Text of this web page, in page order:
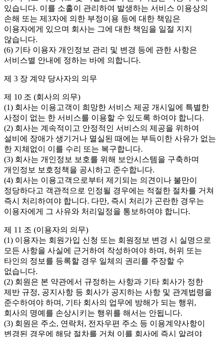
있습니다. 이를 소홀이 관리하여 발생하는 서비스 이용상의
손해 또는 제3자에 의한 부정이용 등에 대한 책임은
이용자에게 있으며 회사는 그에 대한 책임을 일절 지지
않습니다.
(6) 기타 이용자 개인정보 관리 및 변경 등에 관한 사항은
서비스별 안내에 정하는 바에 의합니다.
제 3 장 계약 당사자의 의무
제 10 조 (회사의 의무)
(1) 회사는 이용고객이 희망한 서비스 제공 개시일에 특별한
사정이 없는 한 서비스를 이용할 수 있도록 하여야 합니다.
(2) 회사는 계속적이고 안정적인 서비스의 제공을 위하여
설비에 장애가 생기거나 멸실된 때에는 부득이한 사유가 없는
한 지체없이 이를 수리 또는 복구합니다.
(3) 회사는 개인정보 보호를 위해 보안시스템을 구축하며
개인정보 보호정책을 공시하고 준수합니다.
(4) 회사는 이용고객으로부터 제기되는 의견이나 불만이
정당하다고 객관적으로 인정될 경우에는 적절한 절차를 거쳐
즉시 처리하여야 합니다. 다만, 즉시 처리가 곤란한 경우는
이용자에게 그 사유와 처리일정을 통보하여야 합니다.
제 11 조 (이용자의 의무)
(1) 이용자는 회원가입 신청 또는 회원정보 변경 시 실명으로
모든 사항을 사실에 근거하여 작성하여야 하며, 허위 또는
타인의 정보를 등록할 경우 일체의 권리를 주장할 수
없습니다.
(2) 회원은 본 약관에서 규정하는 사항과 기타 회사가 정한
제반 규정, 공지사항 등 회사가 공지하는 사항 및 관계법령을
준수하여야 하며, 기타 회사의 업무에 방해가 되는 행위,
회사의 명예를 손상시키는 행위를 해서는 안됩니다.
(3) 회원은 주소, 연락처, 전자우편 주소 등 이용계약사항이
변경된 경우에 해당 절차를 거쳐 이를 회사에 즉시 알려야